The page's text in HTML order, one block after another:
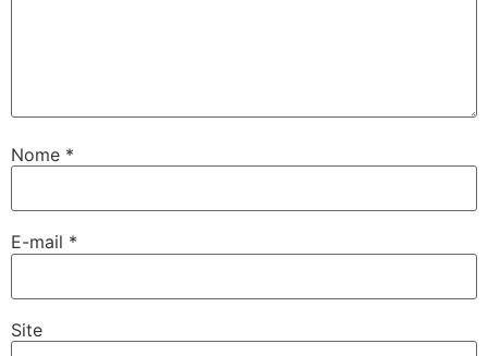
Nome *
E-mail *
Site